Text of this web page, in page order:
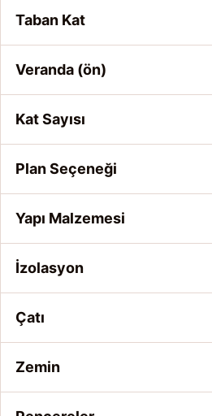
Taban Kat
Veranda (ön)
Kat Sayısı
Plan Seçeneği
Yapı Malzemesi
İzolasyon
Çatı
Zemin